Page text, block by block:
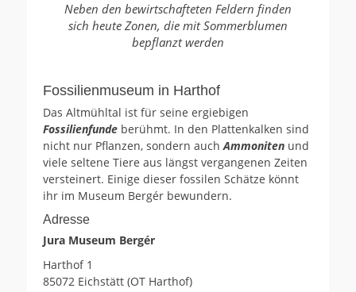
Neben den bewirtschafteten Feldern finden
sich heute Zonen, die mit Sommerblumen
bepflanzt werden
Fossilienmuseum in Harthof
Das Altmühltal ist für seine ergiebigen
Fossilienfunde berühmt. In den Plattenkalken sind
nicht nur Pflanzen, sondern auch Ammoniten und
viele seltene Tiere aus längst vergangenen Zeiten
versteinert. Einige dieser fossilen Schätze könnt
ihr im Museum Bergér bewundern.
Adresse
Jura Museum Bergér
Harthof 1
85072 Eichstätt (OT Harthof)